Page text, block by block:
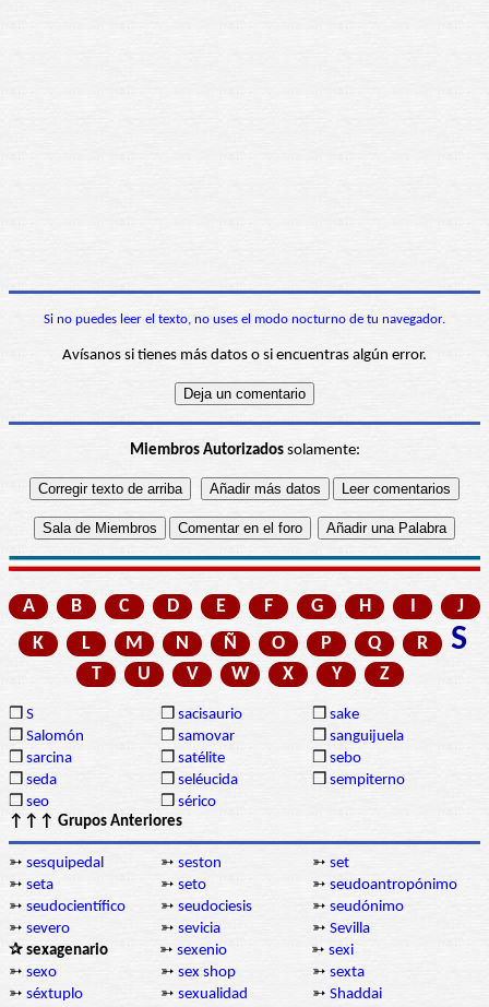
Si no puedes leer el texto, no uses el modo nocturno de tu navegador.
Avísanos si tienes más datos o si encuentras algún error.
Miembros Autorizadossolamente:
A B C D E F G H I
J
K
L M N Ñ O P Q R S
T U V W X Y Z
❒ S ❒ sacisaurio ❒ sake
❒ Salomón ❒ samovar ❒ sanguijuela
❒ sarcina ❒ satélite ❒ sebo
❒ seda ❒ seléucida ❒ sempiterno
❒ seo ❒ sérico
↑↑↑ Grupos Anteriores
➳ sesquipedal ➳ seston ➳ set
➳ seta ➳ seto ➳ seudoantropónimo
➳ seudocientífico ➳ seudociesis ➳ seudónimo
➳ severo ➳ sevicia ➳ Sevilla
✰ sexagenario
➳ sexenio ➳ sexi
➳ sexo ➳ sex shop ➳ sexta
➳ séxtuplo ➳ sexualidad ➳ Shaddai